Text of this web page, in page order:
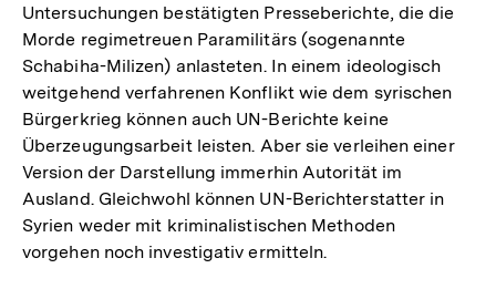
Untersuchungen bestätigten Presseberichte, die die
Morde regimetreuen Paramilitärs (sogenannte
Schabiha-Milizen) anlasteten. In einem ideologisch
weitgehend verfahrenen Konflikt wie dem syrischen
Bürgerkrieg können auch UN-Berichte keine
Überzeugungsarbeit leisten. Aber sie verleihen einer
Version der Darstellung immerhin Autorität im
Ausland. Gleichwohl können UN-Berichterstatter in
Syrien weder mit kriminalistischen Methoden
vorgehen noch investigativ ermitteln.